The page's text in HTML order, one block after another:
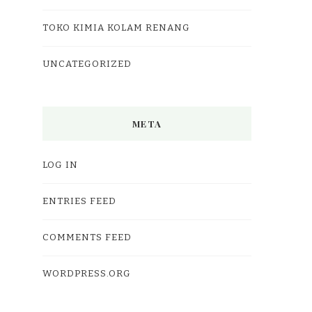
TOKO KIMIA KOLAM RENANG
UNCATEGORIZED
META
LOG IN
ENTRIES FEED
COMMENTS FEED
WORDPRESS.ORG